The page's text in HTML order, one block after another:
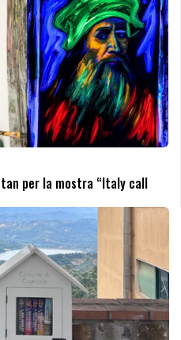
per la mostra “Italy call